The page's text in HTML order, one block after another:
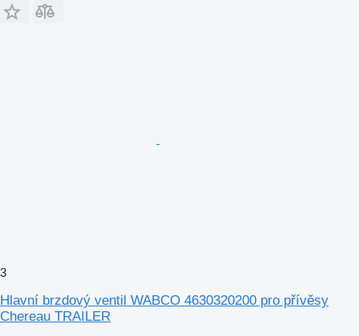
3
Hlavní brzdový ventil WABCO 4630320200 pro přívěsy
Chereau TRAILER